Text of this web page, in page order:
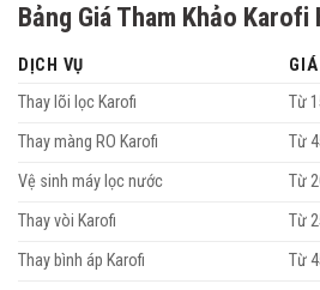
Bảng Giá Tham Khảo Karofi
DỊCH VỤ
Thay lõi lọc Karofi
Từ
Thay màng RO Karofi
Từ
Vệ sinh máy lọc nước
Từ
Thay vòi Karofi
Từ
Thay bình áp Karofi
Từ